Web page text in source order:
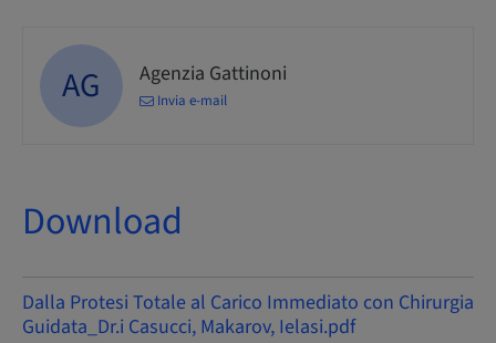
AG Agenzia Gattinoni
Invia e-mail
Download
Dalla Protesi Totale al Carico Immediato con Chirurgia
Guidata_Dr.i Casucci, Makarov, Ielasi.pdf